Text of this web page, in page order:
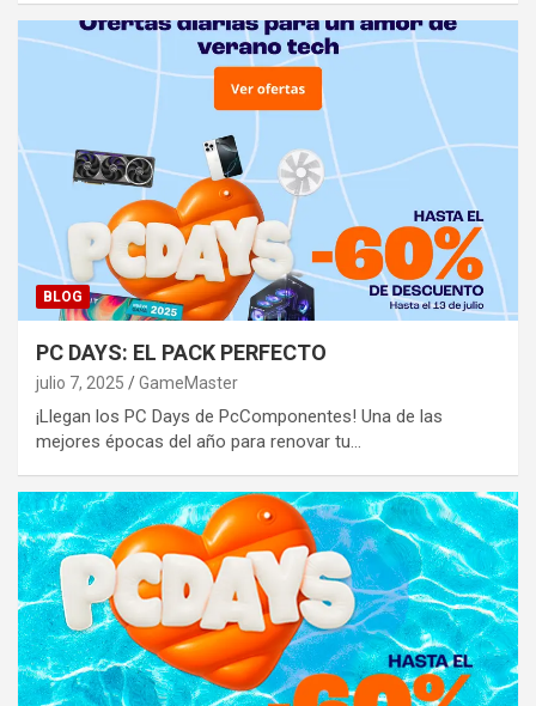
BLOG
PC DAYS: EL PACK PERFECTO
julio 7, 2025 GameMaster
¡Llegan los PC Days de PcComponentes! Una de las
mejores épocas del año para renovar tu…